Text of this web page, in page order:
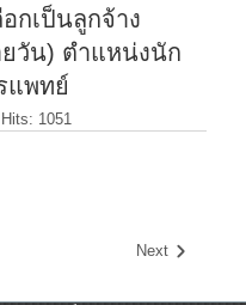
กเป็นลูกจ้าง
ยวัน) ตำแหน่งนัก
แพทย์
Hits: 1051
Next